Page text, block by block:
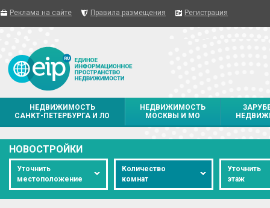
Реклама на сайте Правила размещения Регистрация
НЕДВИЖИМОСТЬ
САНКТ-ПЕТЕРБУРГА И ЛО
НЕДВИЖИМОСТЬ
МОСКВЫ И МО
НОВОСТРОЙКИ
Уточнить
местоположение
Количество
комнат
Уточнить
этаж